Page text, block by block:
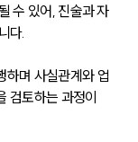
수 있어, 진술과 자
다.
하며 사실관계와 업
검토하는 과정이